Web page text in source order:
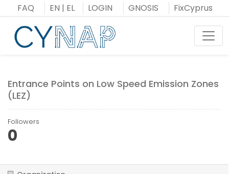
to
content
FAQ EN | EL LOGIN GNOSIS FixCyprus
Entrance Points on Low Speed Emission Zones
(LEZ)
Followers
0